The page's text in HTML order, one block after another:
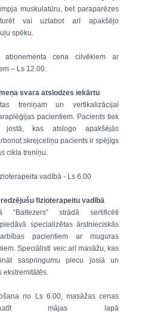
muskulatūru, bet paraparēzes
vai uzlabot arī apakšējo
spēku.
abonementa cena cilvēkiem ar
– Ls 12.00.
svara atslodzes iekārtu
treniņam un vertikalizācijai
pacientiem. Pacients tiek
jostā, kas atslogo apakšējās
skrejceliņu pacients ir spējīgs
cikla treniņu.
vadībā - Ls 6.00
fizioterapeitu vadībā
“Baltezers” strādā sertificēti
specializētas ārstnieciskās
pacientiem ar muguras
Speciālisti veic arī masāžu, kas
saspringumu plecu joslā un
ekstremitātēs.
no Ls 6.00, masāžas cenas
mājas lapā